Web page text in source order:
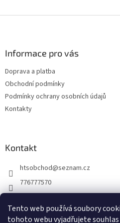
Tento web používá soubory
tohoto webu vyjadřujete souhlas
Informace pro vás
Doprava a platba
Obchodní podmínky
Podmínky ochrany osobních údajů
Kontakty
Kontakt
htsobchod@seznam.cz
776777570
https://www.facebook.com/